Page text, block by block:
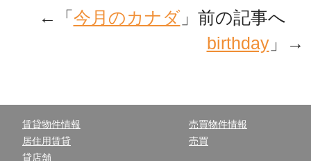
←「 今月のカナダ」前の記事へ
birthday」→
賃貸物件情報
居住用賃貸
貸店舗
売買物件情報
売買